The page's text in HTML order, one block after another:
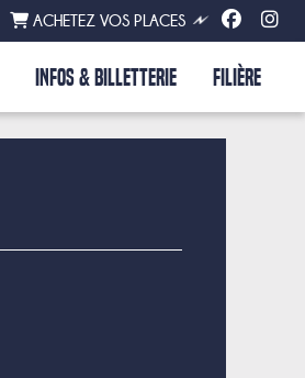
ACHETEZ VOS PLACES
INFOS & BILLETTERIE FILIÈRE